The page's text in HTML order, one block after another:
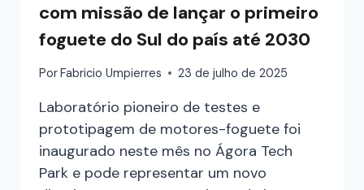
com missão de lançar o primeiro
foguete do Sul do país até 2030
PorFabricio Umpierres 23 de julho de 2025
Laboratório pioneiro de testes e
prototipagem de motores-foguete foi
inaugurado neste mês no Ágora Tech
Park e pode representar um novo